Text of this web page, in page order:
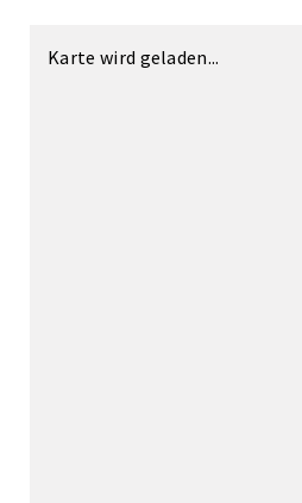
Karte wird geladen...